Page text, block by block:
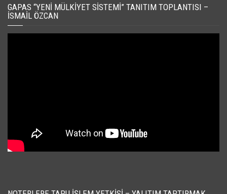
GAPAS “YENI MÜLKIYET SISTEMI” TANITIM TOPLANTISI –
İSMAIL ÖZCAN